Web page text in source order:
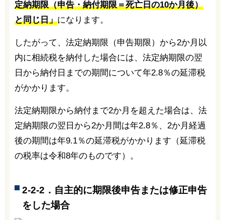
定納期限（申告・納付期限＝死亡日の10か月後）
と同じ日」になります。
したがって、法定納期限（申告期限）から2か月以
内に相続税を納付した場合には、法定納期限の翌
日から納付日までの期間について年2.8％の延滞税
がかかります。
法定納期限から納付まで2か月を超えた場合は、法
定納期限の翌日から2か月間は年2.8％、2か月経過
後の期間は年9.1％の延滞税がかかります（延滞税
の税率は令和8年のものです）。
2-2-2．自主的に期限後申告または修正申告
をした場合